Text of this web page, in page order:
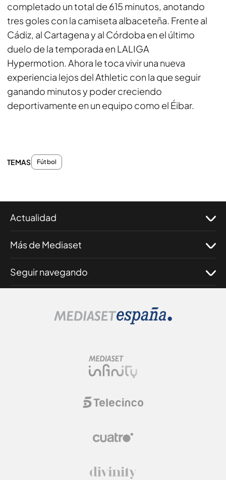
completado un total de 615 minutos, anotando
tres goles con la camiseta albaceteña. Frente al
Cádiz, al Cartagena y al Córdoba en el último
duelo de la temporada en LALIGA
Hypermotion. Ahora le toca vivir una nueva
experiencia lejos del Athletic con la que seguir
ganando minutos y poder creciendo
deportivamente en un equipo como el Éibar.
TEMAS Fútbol
Actualidad
Más de Mediaset
Seguir navegando